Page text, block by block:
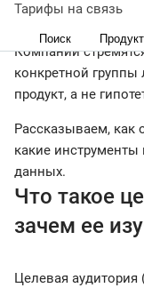
Тарифы на связь
Поиск
Изучать целевую
стадии
Компании
конкретной
продукт, а не
Рассказываем, как
какие инструменты
данных.
Что такое
зачем ее
Целевая аудитория